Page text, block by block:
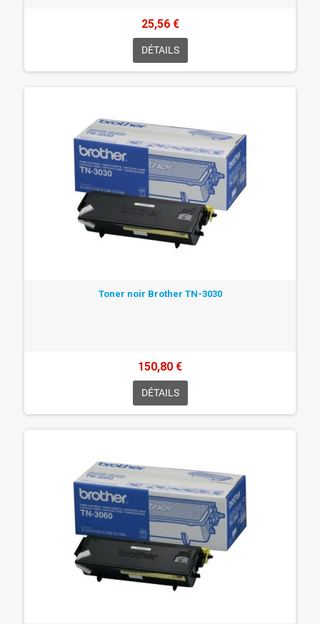
25,56 €
DÉTAILS
Toner noir Brother TN-3030
150,80 €
DÉTAILS